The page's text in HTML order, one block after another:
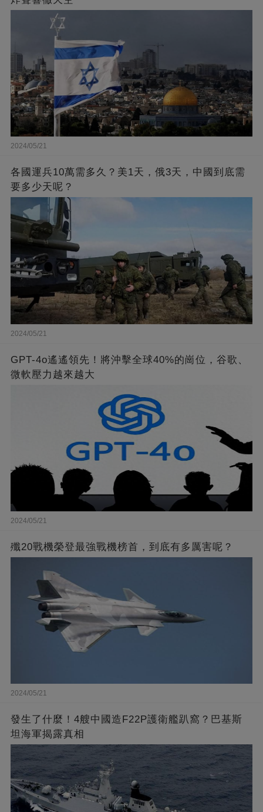
2024/05/21
各國運兵10萬需多久？美1天，俄3天，中國到底需
要多少天呢？
2024/05/21
GPT-4o遙遙領先！將沖擊全球40%的崗位，谷歌、
微軟壓力越來越大
2024/05/21
殲20戰機榮登最強戰機榜首，到底有多厲害呢？
2024/05/21
發生了什麼！4艘中國造F22P護衛艦趴窩？巴基斯
坦海軍揭露真相